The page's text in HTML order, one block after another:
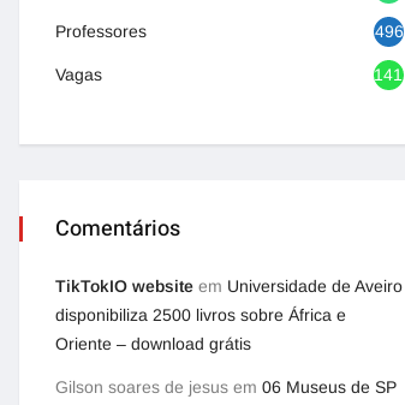
Professores 496
Vagas 1417
Comentários
TikTokIO website em Universidade de Aveiro
disponibiliza 2500 livros sobre África e
Oriente – download grátis
Gilson soares de jesus em 06 Museus de SP